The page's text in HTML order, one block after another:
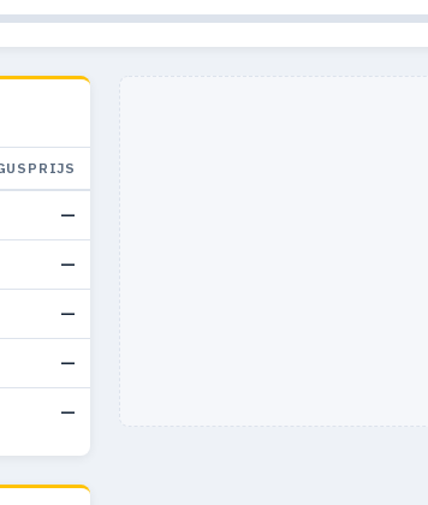
—
—
—
—
—